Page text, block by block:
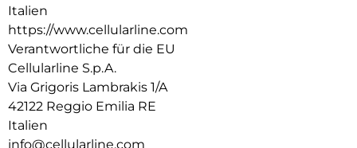
Italien
https://www.cellularline.com
Verantwortliche für die EU
Cellularline S.p.A.
Via Grigoris Lambrakis 1/A
42122 Reggio Emilia RE
Italien
info@cellularline.com